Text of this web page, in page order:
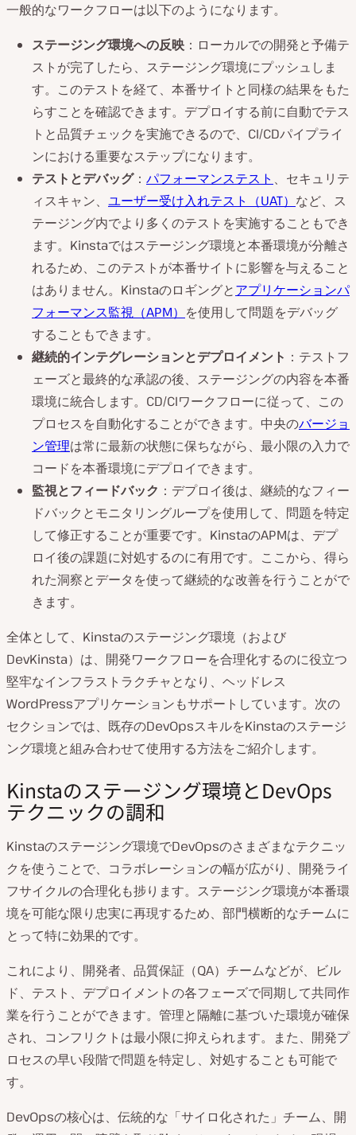
一般的なワークフローは以下のようになります。
ステージング環境への反映 ：ローカルでの開発と予備テ
ストが完了したら、ステージング環境にプッシュしま
す。このテストを経て、本番サイトと同様の結果をもた
らすことを確認できます。デプロイする前に自動でテス
トと品質チェックを実施できるので、CI/CDパイプライ
ンにおける重要なステップになります。
テストとデバッグ： パフォーマンステスト 、セキュリテ
ィスキャン、 ユーザー受け入れテスト（UAT） など、ス
テージング内でより多くのテストを実施することもでき
ます。Kinstaではステージング環境と本番環境が分離さ
れるため、このテストが本番サイトに影響を与えること
はありません。Kinstaのロギングとアプリケーションパ
フォーマンス監視（APM） を使用して問題をデバッグ
することもできます。
継続的インテグレーションとデプロイメント ：テストフ
ェーズと最終的な承認の後、ステージングの内容を本番
環境に統合します。CD/CIワークフローに従って、この
プロセスを自動化することができます。中央のバージョ
ン管理は常に最新の状態に保ちながら、最小限の入力で
コードを本番環境にデプロイできます。
監視とフィードバック ：デプロイ後は、継続的なフィー
ドバックとモニタリングループを使用して、問題を特定
して修正することが重要です。KinstaのAPMは、デプ
ロイ後の課題に対処するのに有用です。ここから、得ら
れた洞察とデータを使って継続的な改善を行うことがで
きます。
全体として、Kinstaのステージング環境（および
DevKinsta）は、開発ワークフローを合理化するのに役立つ
堅牢なインフラストラクチャとなり、ヘッドレス
WordPressアプリケーションもサポートしています。次の
セクションでは、既存のDevOpsスキルをKinstaのステージ
ング環境と組み合わせて使用する方法をご紹介します。
Kinstaのステージング環境とDevOps
テクニックの調和
Kinstaのステージング環境でDevOpsのさまざまなテクニッ
クを使うことで、コラボレーションの幅が広がり、開発ライ
フサイクルの合理化も捗ります。ステージング環境が本番環
境を可能な限り忠実に再現するため、部門横断的なチームに
とって特に効果的です。
これにより、開発者、品質保証（QA）チームなどが、ビル
ド、テスト、デプロイメントの各フェーズで同期して共同作
業を行うことができます。管理と隔離に基づいた環境が確保
され、コンフリクトは最小限に抑えられます。また、開発プ
ロセスの早い段階で問題を特定し、対処することも可能で
す。
DevOpsの核心は、伝統的な「サイロ化された」チーム、開